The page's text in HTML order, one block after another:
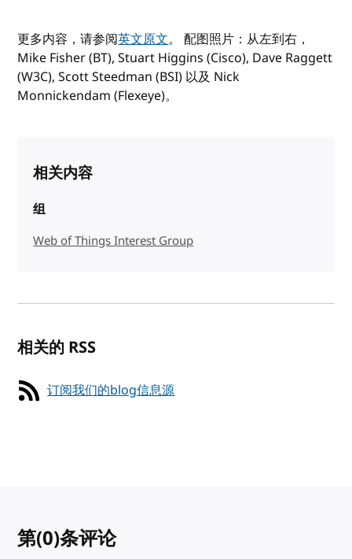
更多内容，请参阅英文原文。 配图照片：从左到右，
Mike Fisher (BT), Stuart Higgins (Cisco), Dave Raggett
(W3C), Scott Steedman (BSI) 以及 Nick
Monnickendam (Flexeye)。
相关内容
组
Web of Things Interest Group
相关的 RSS
订阅我们的blog信息源
第(0)条评论